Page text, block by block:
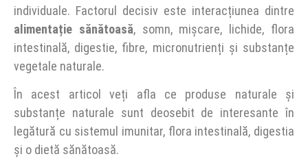
individuale. Factorul decisiv este interacțiunea dintre
alimentație sănătoasă, somn, mișcare, lichide, flora
intestinală, digestie, fibre, micronutrienți și substanțe
vegetale naturale.
În acest articol veți afla ce produse naturale și
substanțe naturale sunt deosebit de interesante în
legătură cu sistemul imunitar, flora intestinală, digestia
și o dietă sănătoasă.